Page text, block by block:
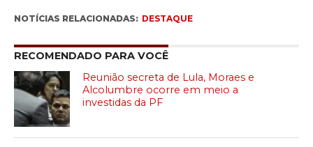
NOTÍCIAS RELACIONADAS: DESTAQUE
RECOMENDADO PARA VOCÊ
Reunião secreta de Lula, Moraes e
Alcolumbre ocorre em meio a
investidas da PF